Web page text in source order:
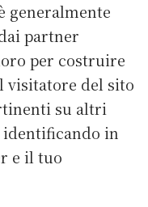
generalmente
partner
per costruire
visitatore del sito
su altri
identificando in
e il tuo